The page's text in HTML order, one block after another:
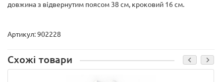
довжина з відвернутим поясом 38 см, кроковий 16 см.
Артикул: 902228
Схожі товари